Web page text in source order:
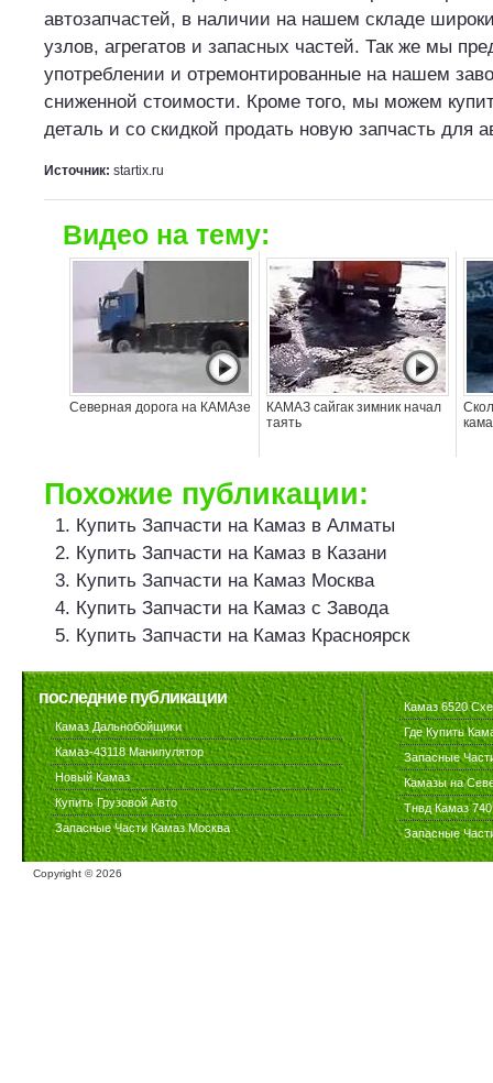
автозапчастей, в наличии на нашем складе
узлов, агрегатов и запасных частей. Так же мы
употреблении и отремонтированные на нашем
сниженной стоимости. Кроме того, мы можем
деталь и со скидкой продать новую запчасть для
Источник: startix.ru
Видео на тему:
Северная дорога на КАМАзе
КАМАЗ сайгак зимник начал
таять
Похожие публикации:
Купить Запчасти на Камаз в Алматы
Купить Запчасти на Камаз в Казани
Купить Запчасти на Камаз Москва
Купить Запчасти на Камаз с Завода
Купить Запчасти на Камаз Красноярск
последние публикации
Камаз Дальнобойщики
Камаз-43118 Манипулятор
Новый Камаз
Купить Грузовой Авто
Запасные Части Камаз Москва
Камаз 6520
Где Купить
Запасные
Камазы на
Тнвд Камаз 740
Запасные
Copyright ©2026